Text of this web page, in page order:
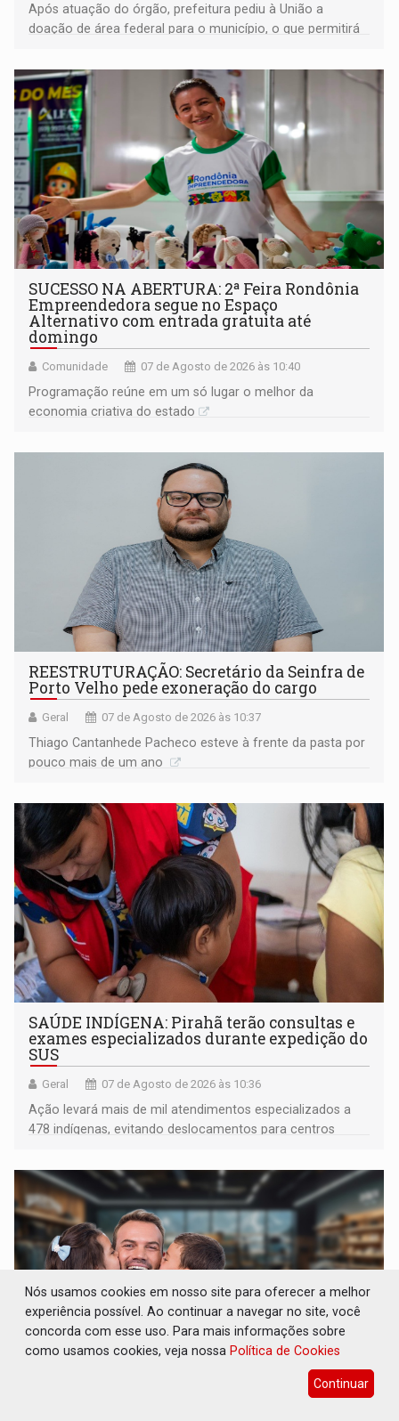
Após atuação do órgão, prefeitura pediu à União a
doação de área federal para o município, o que permitirá
SUCESSO NA ABERTURA: 2ª Feira Rondônia
Empreendedora segue no Espaço
Alternativo com entrada gratuita até
domingo
Comunidade 07 de Agosto de 2026 às 10:40
Programação reúne em um só lugar o melhor da
economia criativa do estado
REESTRUTURAÇÃO: Secretário da Seinfra de
Porto Velho pede exoneração do cargo
Geral 07 de Agosto de 2026 às 10:37
Thiago Cantanhede Pacheco esteve à frente da pasta por
pouco mais de um ano
SAÚDE INDÍGENA: Pirahã terão consultas e
exames especializados durante expedição do
SUS
Geral 07 de Agosto de 2026 às 10:36
Ação levará mais de mil atendimentos especializados a
478 indígenas, evitando deslocamentos para centros
ECONOMIA: Dia dos pais deve movimentar
Nós usamos cookies em nosso site para oferecer a melhor
experiência possível. Ao continuar a navegar no site, você
concorda com esse uso. Para mais informações sobre
como usamos cookies, veja nossa Política de Cookies
Continuar